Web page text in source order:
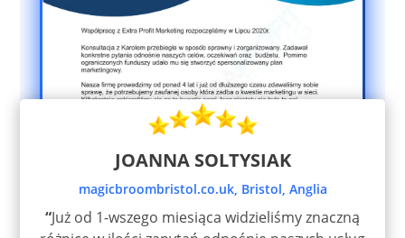
JOANNA SOLTYSIAK
magicbroombristol.co.uk, Bristol, Anglia
“Już od 1-wszego miesiąca widzieliśmy znaczną